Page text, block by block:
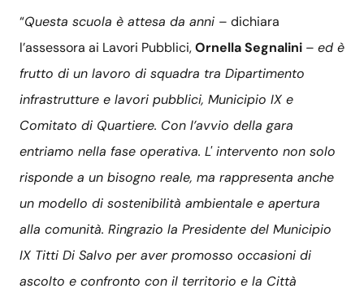
“Questa scuola è attesa da anni – dichiara
l’assessora ai Lavori Pubblici,Ornella Segnalini – ed è
frutto di un lavoro di squadra tra Dipartimento
infrastrutture e lavori pubblici, Municipio IX e
Comitato di Quartiere. Con l’avvio della gara
entriamo nella fase operativa. L' intervento non solo
risponde a un bisogno reale, ma rappresenta anche
un modello di sostenibilità ambientale e apertura
alla comunità. Ringrazio la Presidente del Municipio
IX Titti Di Salvo per aver promosso occasioni di
ascolto e confronto con il territorio e la Città